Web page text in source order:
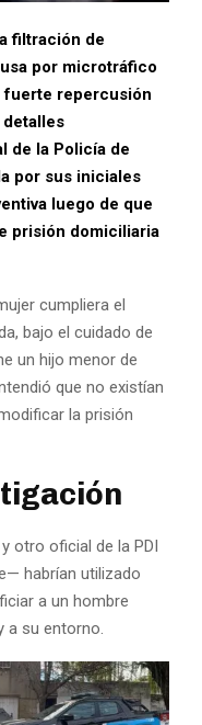
filtración de
por microtráfico
fuerte repercusión
detalles
de la Policía de
por sus iniciales
luego de que
prisión domiciliaria
cumpliera el
bajo el cuidado de
un hijo menor de
que no existían
la prisión
otro oficial de la PDI
habrían utilizado
a un hombre
a su entorno.